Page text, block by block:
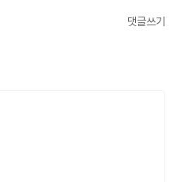
댓글쓰기